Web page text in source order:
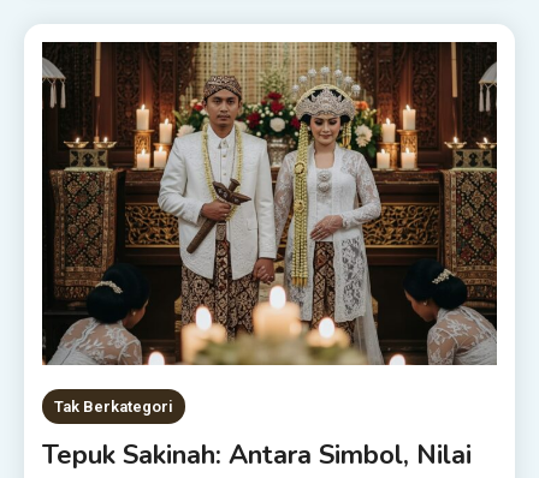
Tak Berkategori
Tepuk Sakinah: Antara Simbol, Nilai